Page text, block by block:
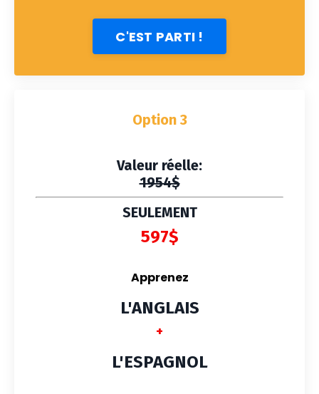
C'EST PARTI !
Option 3
Valeur réelle:
1954$
SEULEMENT
597$
Apprenez
L'ANGLAIS
+
L'ESPAGNOL